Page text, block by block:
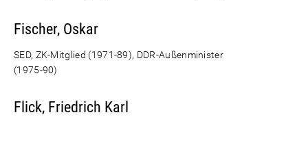
Fischer, Oskar
SED, ZK-Mitglied (1971-89), DDR-Außenminister
(1975-90)
Flick, Friedrich Karl